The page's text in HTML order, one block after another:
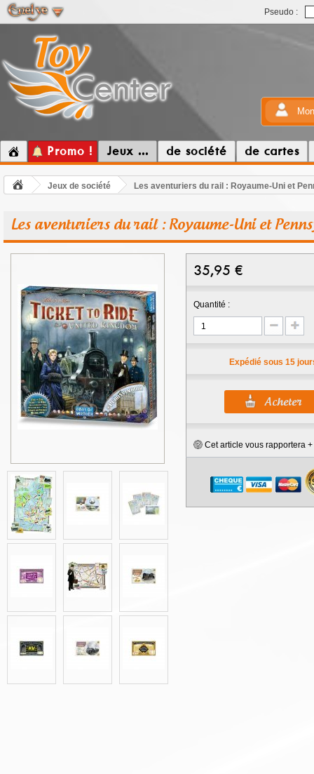
Pseudo :
Promo ! Jeux ... de société de cartes
Jeux de société Les aventuriers du rail : Royaume-Uni et
Les aventuriers du rail : Royaume-Uni et
35,95 €
Quantité :
Expédié sous 15
Cet article vous rapportera +